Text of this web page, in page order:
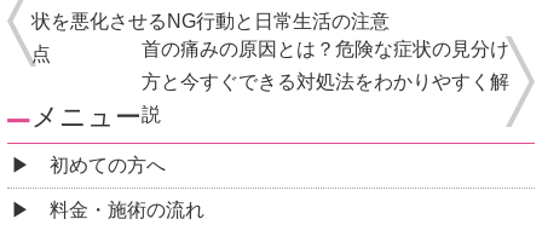
状を悪化させるNG行動と日常生活の注意
点
首の痛みの原因とは？危険な症状の見分け
方と今すぐできる対処法をわかりやすく解
説
メニュー
初めての方へ
料金・施術の流れ